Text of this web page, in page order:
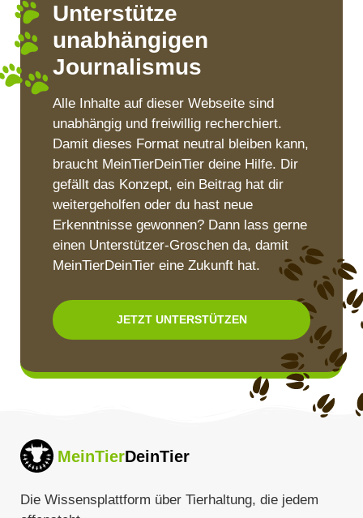
Unterstütze
unabhängigen
Journalismus
Alle Inhalte auf dieser Webseite sind
unabhängig und freiwillig recherchiert.
Damit dieses Format neutral bleiben kann,
braucht MeinTierDeinTier deine Hilfe. Dir
gefällt das Konzept, ein Beitrag hat dir
weitergeholfen oder du hast neue
Erkenntnisse gewonnen? Dann lass gerne
einen Unterstützer-Groschen da, damit
MeinTierDeinTier eine Zukunft hat.
JETZT UNTERSTÜTZEN
MeinTierDeinTier
Die Wissensplattform über Tierhaltung, die jedem